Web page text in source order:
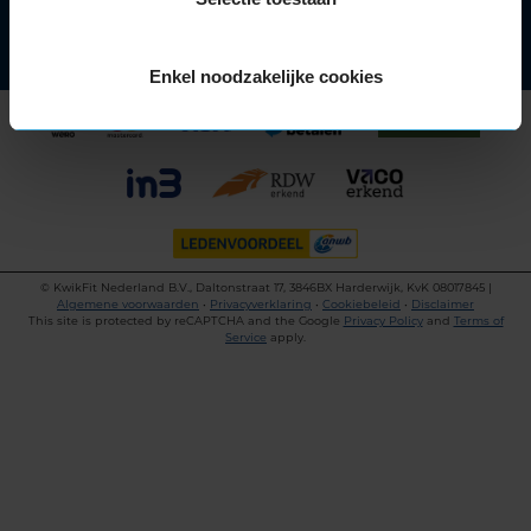
Enkel noodzakelijke cookies
©
KwikFit Nederland B.V., Daltonstraat 17, 3846BX Harderwijk, KvK 08017845 |
Algemene voorwaarden • Privacyverklaring • Cookiebeleid • Disclaimer
This site is protected by reCAPTCHA and the Google Privacy Policyand Terms of
Service apply.